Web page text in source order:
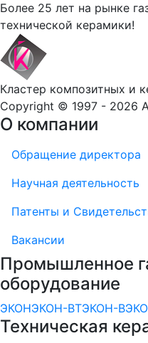
Более 25 лет на рынке
технической керамики!
Кластер композитных и
Copyright © 1997 - 2026
О компании
Обращение директора
Научная деятельность
Патенты и
Вакансии
Промышленное
оборудование
ЭКОНЭКОН-ВТЭКОН-В
Техническая